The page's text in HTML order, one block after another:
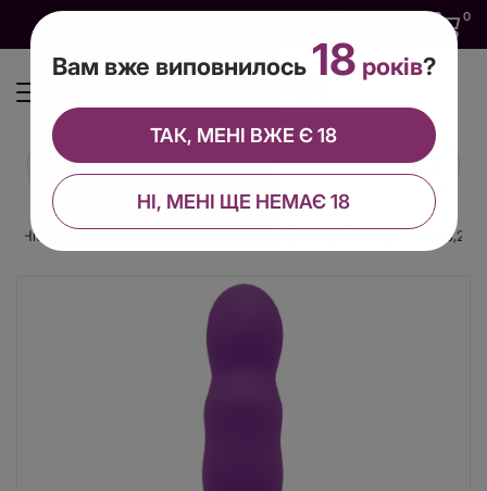
0
Hitsens 3 Purple, відмінно для страпона, діаметр 4 см, довжина 18,2 см
Вам вже виповнилось 18 років?
НІ, МЕНІ ЩЕ НЕМАЄ 18
ТАК, МЕНІ ВЖЕ Є 18